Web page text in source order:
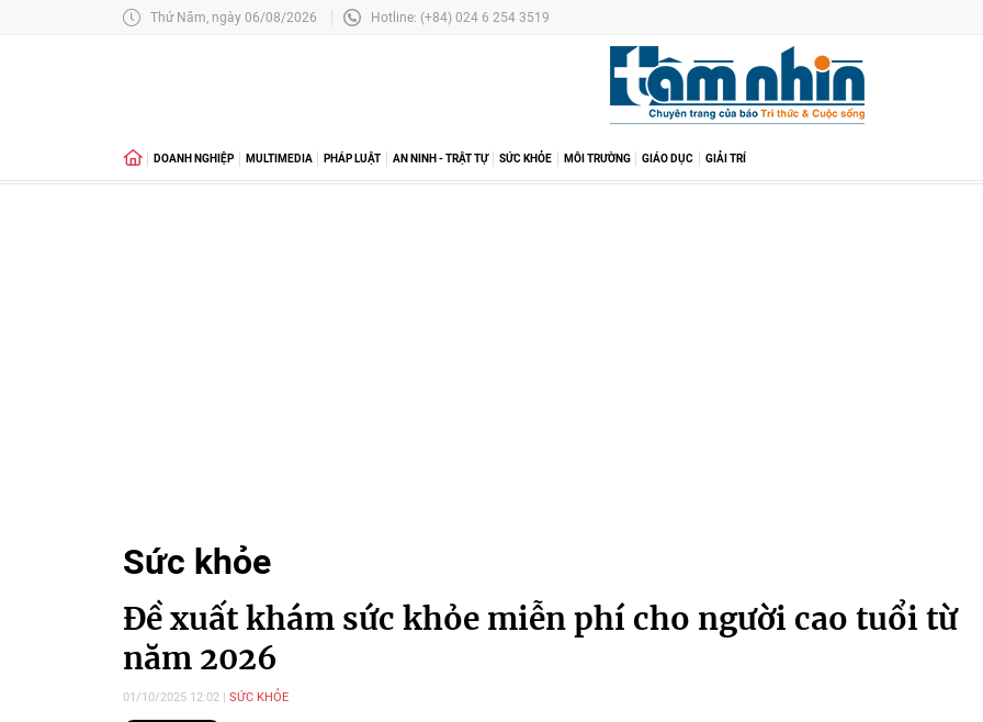
Thứ Năm, ngày 06/08/2026 Hotline: (+84) 024 6 254 3519
DOANH NGHIỆP MULTIMEDIA PHÁP LUẬT AN NINH - TRẬT TỰ SỨC KHỎE MÔI TRƯỜNG GIÁO DỤC GIẢI TRÍ
Sức khỏe
Đề xuất khám sức khỏe miễn phí cho người cao tuổi từ
năm 2026
01/10/2025 12:02 SỨC KHỎE